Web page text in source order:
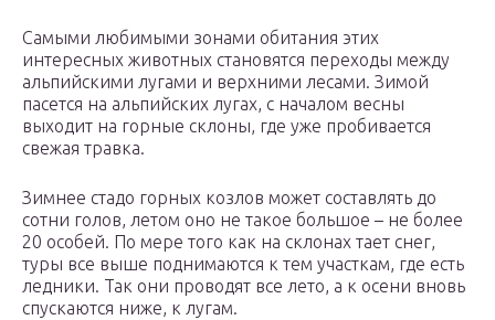
Самыми любимыми зонами обитания этих
интересных животных становятся переходы между
альпийскими лугами и верхними лесами. Зимой
пасется на альпийских лугах, с началом весны
выходит на горные склоны, где уже пробивается
свежая травка.
Зимнее стадо горных козлов может составлять до
сотни голов, летом оно не такое большое – не более
20 особей. По мере того как на склонах тает снег,
туры все выше поднимаются к тем участкам, где есть
ледники. Так они проводят все лето, а к осени вновь
спускаются ниже, к лугам.